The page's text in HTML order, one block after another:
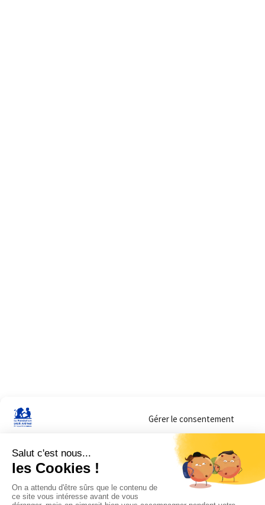
Gérer le consentement
Sur ce site, nous utilisons des cookies pour mesurer notre audience et vous
lorsque vous y consentez. Vous pouvez sélectionner ceux que vous autorisez
navigation.